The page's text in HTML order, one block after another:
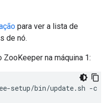
para ver a lista de
de nó.
na máquina 1:
setup/bin/update.sh -c